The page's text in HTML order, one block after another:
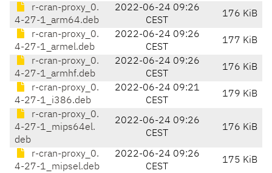
r-cran-proxy_0.
4-27-1_arm64.deb
2022-06-24 09:26
CEST
176 KiB
r-cran-proxy_0.
4-27-1_armel.deb
2022-06-24 09:26
CEST
177 KiB
r-cran-proxy_0.
4-27-1_armhf.deb
2022-06-24 09:26
CEST
176 KiB
r-cran-proxy_0.
4-27-1_i386.deb
2022-06-24 09:21
CEST
179 KiB
r-cran-proxy_0.
4-27-1_mips64el.
deb
2022-06-24 09:26
CEST
176 KiB
r-cran-proxy_0.
4-27-1_mipsel.deb
2022-06-24 09:26
CEST
175 KiB